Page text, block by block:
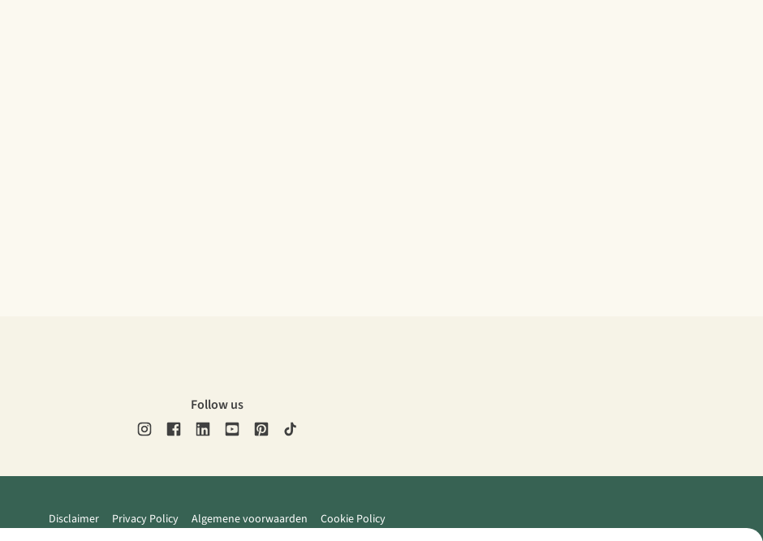
Follow us
Disclaimer Privacy Policy Algemene voorwaarden Cookie Policy